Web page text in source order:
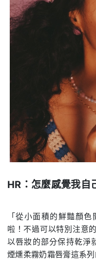
HR ：怎麼感覺我自
「從小面積的鮮豔顏
啦！不過可以特別注意
以唇妝的部分保持乾淨
煙燻柔霧奶霜唇膏這系